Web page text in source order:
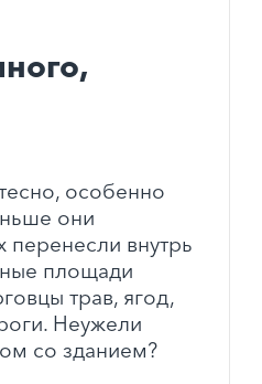
особенно
они
перенесли внутрь
площади
трав, ягод,
Неужели
со зданием?